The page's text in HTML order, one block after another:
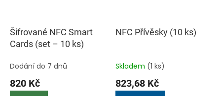
Šifrované NFC Smart
Cards (set – 10 ks)
Dodání do 7 dnů
820 Kč
NFC Přívěsky (10 ks)
Skladem (1 ks)
823,68 Kč